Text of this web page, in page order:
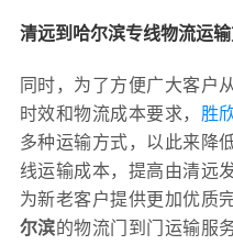
清远到哈尔滨专线物流运
同时，为了方便广大客户
时效和物流成本要求， 胜
多种运输方式，以此来降
线运输成本，提高由清远
为新老客户提供更加优质
尔滨的物流门到门运输服